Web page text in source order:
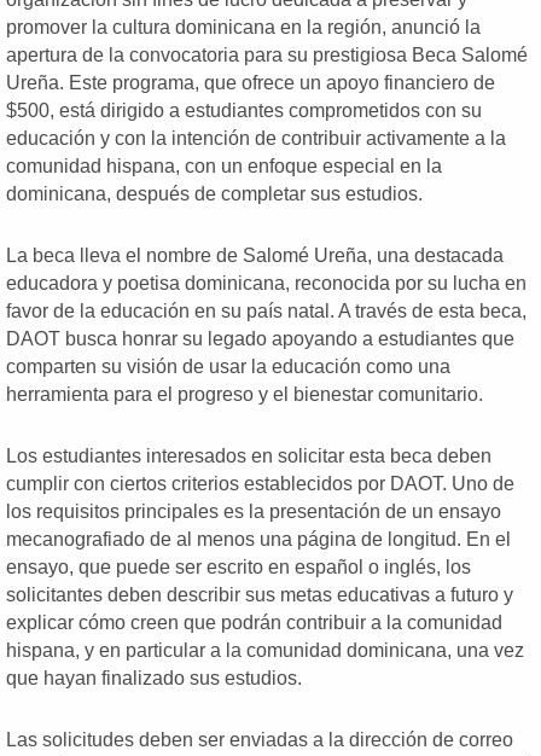
promover la cultura dominicana en la región, anunció la
apertura de la convocatoria para su prestigiosa Beca Salomé
Ureña. Este programa, que ofrece un apoyo financiero de
$500, está dirigido a estudiantes comprometidos con su
educación y con la intención de contribuir activamente a la
comunidad hispana, con un enfoque especial en la
dominicana, después de completar sus estudios.
La beca lleva el nombre de Salomé Ureña, una destacada
educadora y poetisa dominicana, reconocida por su lucha en
favor de la educación en su país natal. A través de esta beca,
DAOT busca honrar su legado apoyando a estudiantes que
comparten su visión de usar la educación como una
herramienta para el progreso y el bienestar comunitario.
Los estudiantes interesados en solicitar esta beca deben
cumplir con ciertos criterios establecidos por DAOT. Uno de
los requisitos principales es la presentación de un ensayo
mecanografiado de al menos una página de longitud. En el
ensayo, que puede ser escrito en español o inglés, los
solicitantes deben describir sus metas educativas a futuro y
explicar cómo creen que podrán contribuir a la comunidad
hispana, y en particular a la comunidad dominicana, una vez
que hayan finalizado sus estudios.
Las solicitudes deben ser enviadas a la dirección de correo